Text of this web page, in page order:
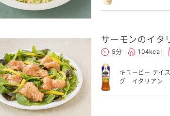
サーモンのイタ
5分 104kcal
キユーピー テイ
グ イタリアン